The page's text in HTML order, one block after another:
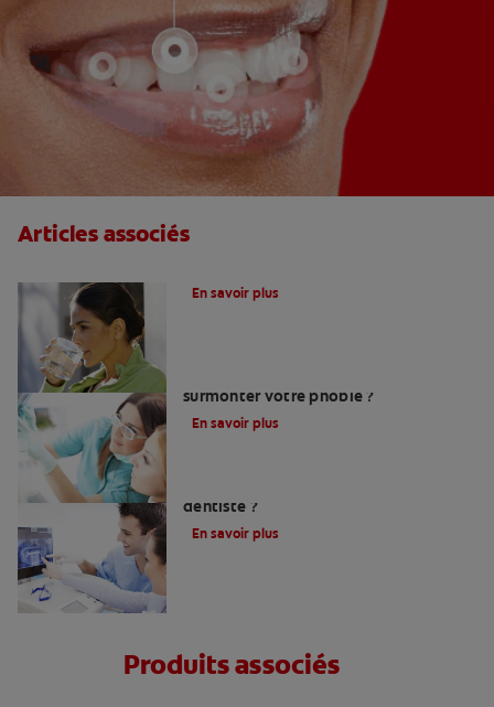
Articles associés
En savoir plus
surmonter votre phobie ?
En savoir plus
dentiste ?
En savoir plus
Produits associés